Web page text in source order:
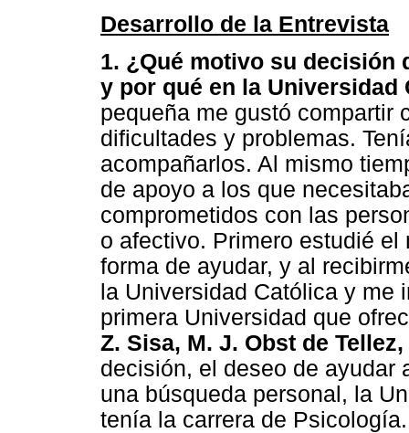
Desarrollo de la Entrevista
1. ¿Qué motivo su decisión
y por qué en la Universidad
pequeña me gustó compartir
dificultades y problemas.
acompañarlos. Al mismo
de apoyo a los que
comprometidos con las
o afectivo. Primero estudié
forma de ayudar, y al
la Universidad Católica y me
primera Universidad que
Z. Sisa, M. J. Obst de
decisión, el deseo de ayudar
una búsqueda personal, la
tenía la carrera de Psicología.